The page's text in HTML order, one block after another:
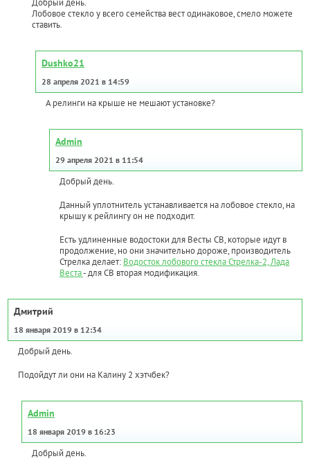
Добрый день.
Лобовое стекло у всего семейства вест одинаковое, смело можете
ставить.
Dushko21
28 апреля 2021 в 14:59
А релинги на крыше не мешают установке?
Admin
29 апреля 2021 в 11:54
Добрый день.
Данный уплотнитель устанавливается на лобовое стекло, на
крышу к рейлингу он не подходит.
Есть удлиненные водостоки для Весты СВ, которые идут в
продолжение, но они значительно дороже, производитель
Стрелка делает: Водосток лобового стекла Стрелка-2, Лада
Веста- для СВ вторая модификация.
Дмитрий
18 января 2019 в 12:34
Добрый день.
Подойдут ли они на Калину 2 хэтчбек?
Admin
18 января 2019 в 16:23
Добрый день.